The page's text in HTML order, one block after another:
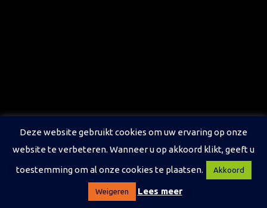
Deze website gebruikt cookies om uw ervaring op onze
website te verbeteren. Wanneer u op akkoord klikt, geeft u
toestemming om al onze cookies te plaatsen.
Akkoord
Weigeren Lees meer